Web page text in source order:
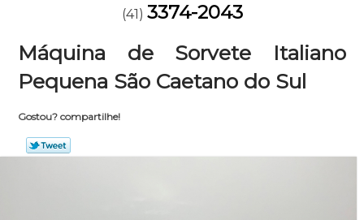
(41) 3374-2043
Máquina de Sorvete Italiano
Pequena São Caetano do Sul
Gostou? compartilhe!